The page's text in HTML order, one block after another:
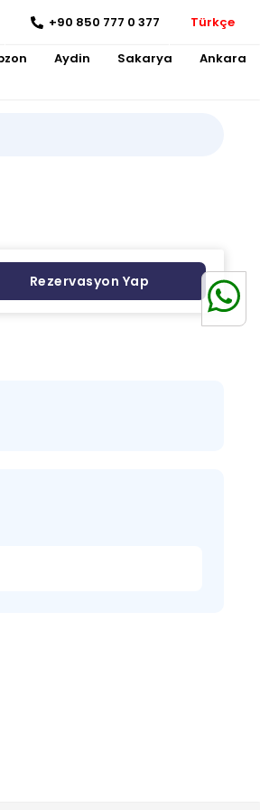
+90 850 777 0 377 Türkçe
Aydin Sakarya Ankara
Rezervasyon Yap